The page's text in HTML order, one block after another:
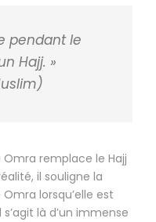
pendant le
Hajj. »
remplace le Hajj
il souligne la
lorsqu’elle est
là d’un immense